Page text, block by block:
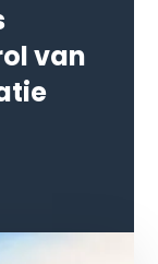
van